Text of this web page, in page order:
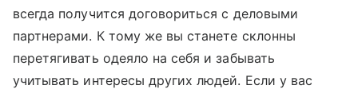
всегда получится договориться с деловыми
партнерами. К тому же вы станете склонны
перетягивать одеяло на себя и забывать
учитывать интересы других людей. Если у вас